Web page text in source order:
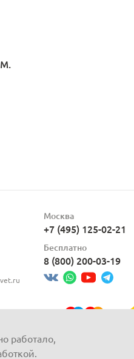
Москва
+7 (495) 125-02-21
Бесплатно
8 (800) 200-03-19
работало,